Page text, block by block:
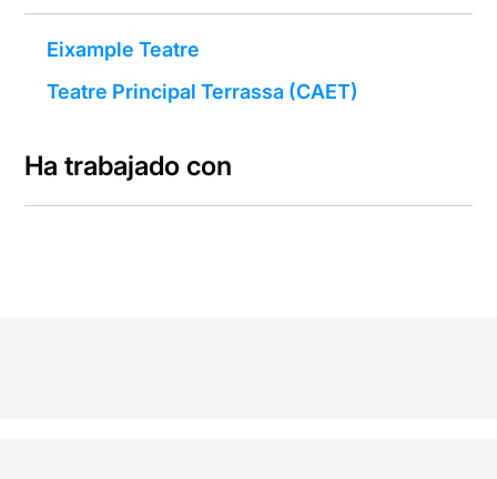
Eixample Teatre
Teatre Principal Terrassa (CAET)
Ha trabajado con